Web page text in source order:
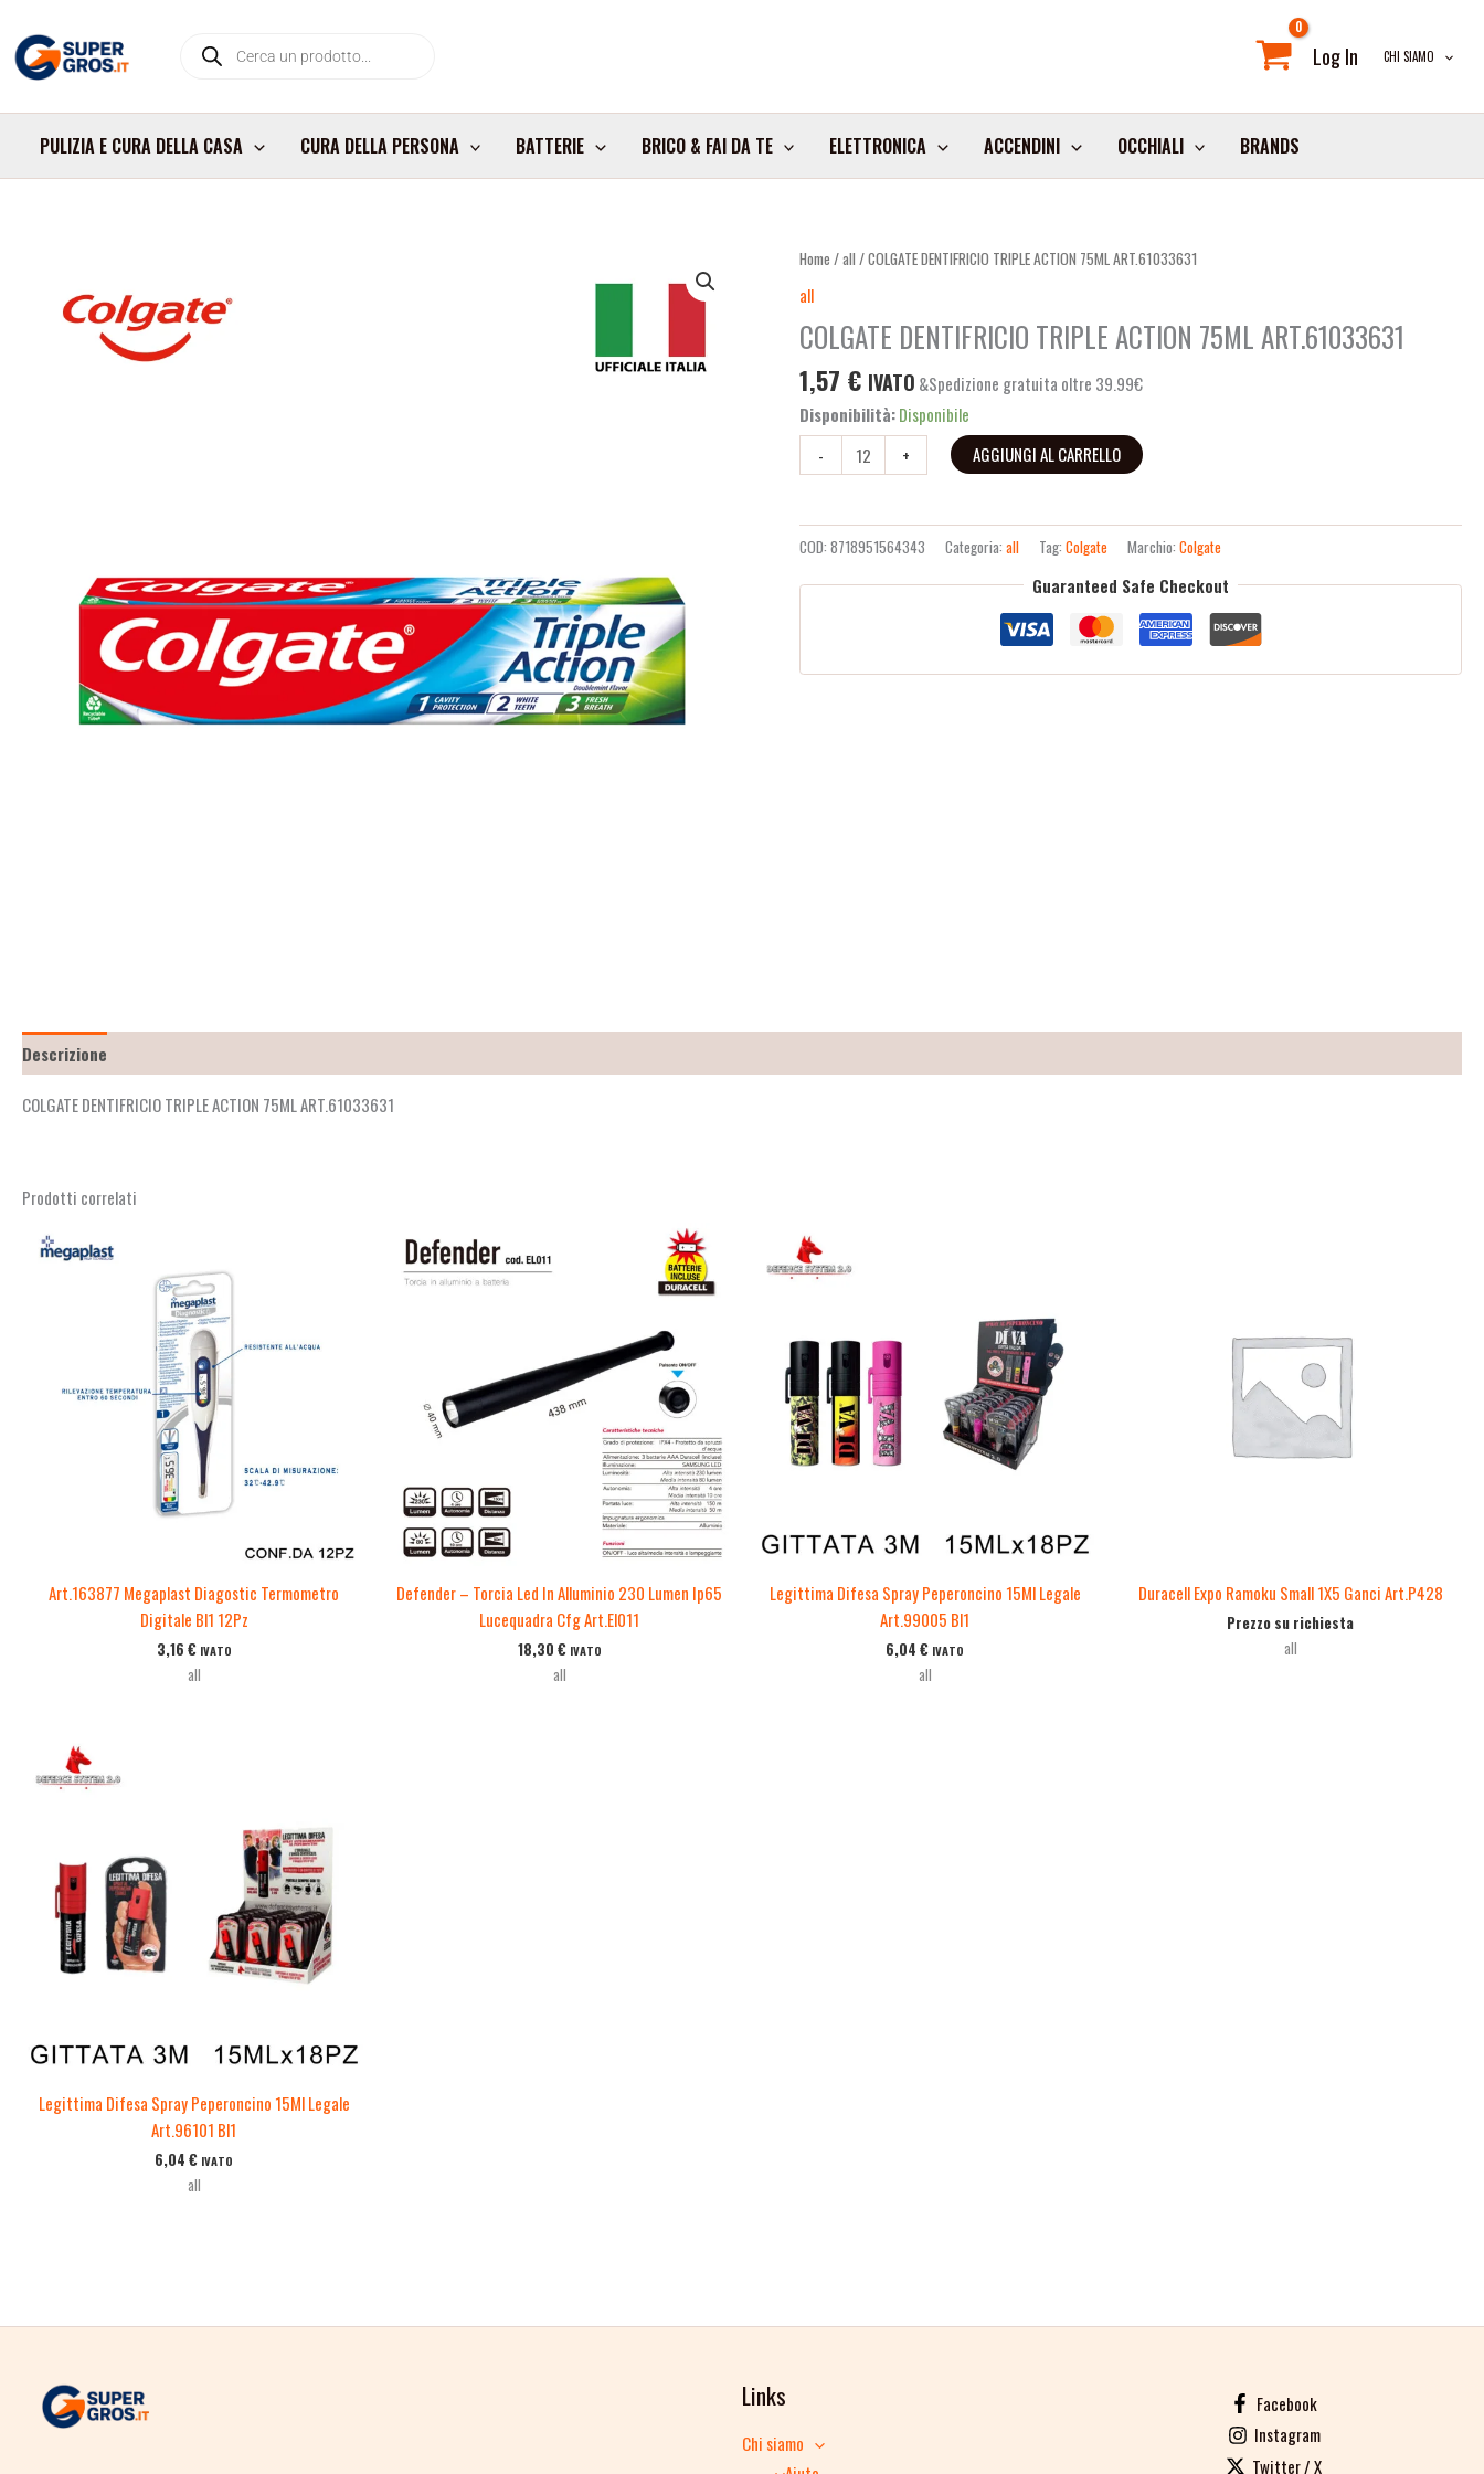
contenuto
search Log In CHI SIAMO
PULIZIA E CURA DELLA CASA CURA DELLA PERSONA BATTERIE BRICO & FAI DA TE ELETTRONICA ACCENDINI OCCHIALI BRANDS
Home /all / COLGATE DENTIFRICIO TRIPLE ACTION 75ML ART.61033631
all
COLGATE DENTIFRICIO TRIPLE ACTION 75ML ART.61033631
1,57 € IVATO &Spedizione gratuita oltre 39.99€
Disponibilità:Disponibile
-
COLGATE
DENTIFRICIO
TRIPLE
ACTION
ART.61033631
quantità
+
AGGIUNGI AL CARRELLO
COD:8718951564343 Categoria:all Tag:Colgate Marchio:Colgate
Guaranteed Safe Checkout
Descrizione
COLGATE DENTIFRICIO TRIPLE ACTION 75ML ART.61033631
Prodotti correlati
Art.163877 Megaplast Diagostic Termometro
Digitale Bl1 12Pz
3,16 € IVATO
all
Defender – Torcia Led In Alluminio 230 Lumen Ip65
Lucequadra Cfg Art.El011
18,30 € IVATO
all
Legittima Difesa Spray Peperoncino 15Ml Legale
Art.99005 Bl1
6,04 € IVATO
all
Duracell Expo Ramoku Small 1X5 Ganci Art.P428
Prezzo su richiesta
all
Legittima Difesa Spray Peperoncino 15Ml Legale
Art.96101 Bl1
6,04 € IVATO
all
Links
Chi siamo
Facebook
Instagram
Twitter / X